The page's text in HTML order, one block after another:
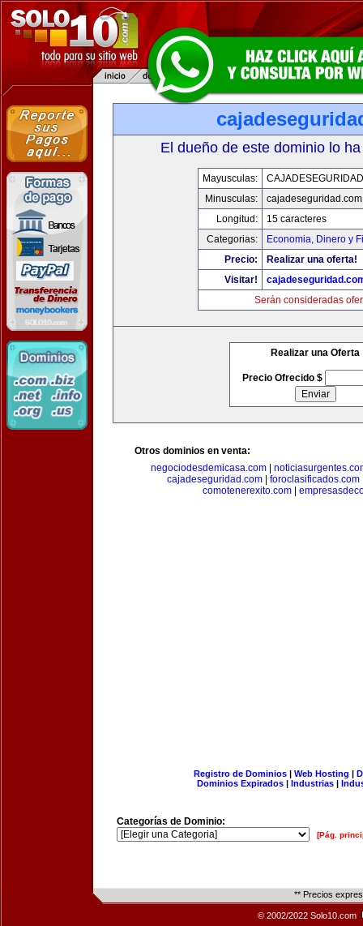
El dueño de este dominio lo
Mayusculas:
Minusculas:
cajadeseguridad.com
Longitud:
15 caracteres
Categorias:
Economia, Dinero y
Precio:
Realizar una oferta!
Visitar!
Serán consideradas
Realizar una Oferta
Precio Ofrecido $
Otros dominios en venta:
negociodesdemicasa.com
cajadeseguridad.com
foroclasificados.com
comotenerexito.com|
Registro de Dominios| Web Hosting |
Dominios Expirados | Industrias |
Categorías de Dominio:
[Pág.
** Precios
© 2002/2022 Solo10.com